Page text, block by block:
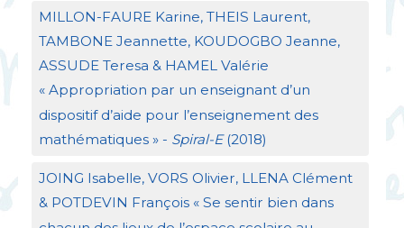
MILLON-FAUREKarine, THEIS Laurent,
TAMBONEJeannette, KOUDOGBO Jeanne,
ASSUDETeresa & HAMELValérie
« Appropriation par un enseignant d’un
dispositif d’aide pour l’enseignement des
mathématiques » - Spiral-E(2018)
JOING Isabelle, VORS Olivier, LLENAClément
& POTDEVIN François « Se sentir bien dans